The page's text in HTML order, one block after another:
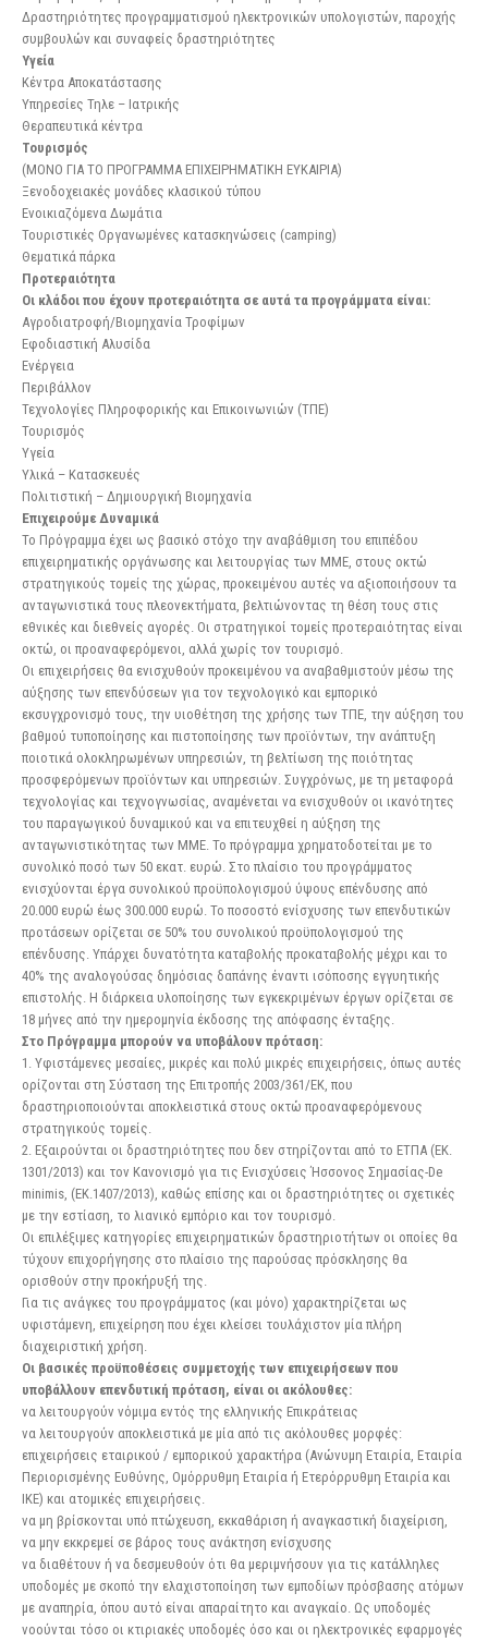
Δραστηριότητες προγραμματισμού ηλεκτρονικών υπολογιστών, παροχής
συμβουλών και συναφείς δραστηριότητες
Υγεία
Κέντρα Αποκατάστασης
Υπηρεσίες Τηλε – Ιατρικής
Θεραπευτικά κέντρα
Τουρισμός
(ΜΟΝΟ ΓΙΑ ΤΟ ΠΡΟΓΡΑΜΜΑ ΕΠΙΧΕΙΡΗΜΑΤΙΚΗ ΕΥΚΑΙΡΙΑ)
Ξενοδοχειακές μονάδες κλασικού τύπου
Ενοικιαζόμενα Δωμάτια
Τουριστικές Οργανωμένες κατασκηνώσεις (camping)
Θεματικά πάρκα
Προτεραιότητα
Οι κλάδοι που έχουν προτεραιότητα σε αυτά τα προγράμματα είναι:
Αγροδιατροφή/Βιομηχανία Τροφίμων
Εφοδιαστική Αλυσίδα
Ενέργεια
Περιβάλλον
Τεχνολογίες Πληροφορικής και Επικοινωνιών (ΤΠΕ)
Τουρισμός
Υγεία
Υλικά – Κατασκευές
Πολιτιστική – Δημιουργική Βιομηχανία
Επιχειρούμε Δυναμικά
Το Πρόγραμμα έχει ως βασικό στόχο την αναβάθμιση του επιπέδου
επιχειρηματικής οργάνωσης και λειτουργίας των ΜΜΕ, στους οκτώ
στρατηγικούς τομείς της χώρας, προκειμένου αυτές να αξιοποιήσουν τα
ανταγωνιστικά τους πλεονεκτήματα, βελτιώνοντας τη θέση τους στις
εθνικές και διεθνείς αγορές. Οι στρατηγικοί τομείς προτεραιότητας είναι
οκτώ, οι προαναφερόμενοι, αλλά χωρίς τον τουρισμό.
Οι επιχειρήσεις θα ενισχυθούν προκειμένου να αναβαθμιστούν μέσω της
αύξησης των επενδύσεων για τον τεχνολογικό και εμπορικό
εκσυγχρονισμό τους, την υιοθέτηση της χρήσης των ΤΠΕ, την αύξηση του
βαθμού τυποποίησης και πιστοποίησης των προϊόντων, την ανάπτυξη
ποιοτικά ολοκληρωμένων υπηρεσιών, τη βελτίωση της ποιότητας
προσφερόμενων προϊόντων και υπηρεσιών. Συγχρόνως, με τη μεταφορά
τεχνολογίας και τεχνογνωσίας, αναμένεται να ενισχυθούν οι ικανότητες
του παραγωγικού δυναμικού και να επιτευχθεί η αύξηση της
ανταγωνιστικότητας των ΜΜΕ. Το πρόγραμμα χρηματοδοτείται με το
συνολικό ποσό των 50 εκατ. ευρώ. Στο πλαίσιο του προγράμματος
ενισχύονται έργα συνολικού προϋπολογισμού ύψους επένδυσης από
20.000 ευρώ έως 300.000 ευρώ. Το ποσοστό ενίσχυσης των επενδυτικών
προτάσεων ορίζεται σε 50% του συνολικού προϋπολογισμού της
επένδυσης. Υπάρχει δυνατότητα καταβολής προκαταβολής μέχρι και το
40% της αναλογούσας δημόσιας δαπάνης έναντι ισόποσης εγγυητικής
επιστολής. Η διάρκεια υλοποίησης των εγκεκριμένων έργων ορίζεται σε
18 μήνες από την ημερομηνία έκδοσης της απόφασης ένταξης.
Στο Πρόγραμμα μπορούν να υποβάλουν πρόταση:
1. Υφιστάμενες μεσαίες, μικρές και πολύ μικρές επιχειρήσεις, όπως αυτές
ορίζονται στη Σύσταση της Επιτροπής 2003/361/ΕΚ, που
δραστηριοποιούνται αποκλειστικά στους οκτώ προαναφερόμενους
στρατηγικούς τομείς.
2. Εξαιρούνται οι δραστηριότητες που δεν στηρίζονται από το ΕΤΠΑ (ΕΚ.
1301/2013) και τον Κανονισμό για τις Ενισχύσεις Ήσσονος Σημασίας-De
minimis, (ΕΚ.1407/2013), καθώς επίσης και οι δραστηριότητες οι σχετικές
με την εστίαση, το λιανικό εμπόριο και τον τουρισμό.
Οι επιλέξιμες κατηγορίες επιχειρηματικών δραστηριοτήτων οι οποίες θα
τύχουν επιχορήγησης στο πλαίσιο της παρούσας πρόσκλησης θα
ορισθούν στην προκήρυξή της.
Για τις ανάγκες του προγράμματος (και μόνο) χαρακτηρίζεται ως
υφιστάμενη, επιχείρηση που έχει κλείσει τουλάχιστον μία πλήρη
διαχειριστική χρήση.
Οι βασικές προϋποθέσεις συμμετοχής των επιχειρήσεων που
υποβάλλουν επενδυτική πρόταση, είναι οι ακόλουθες:
να λειτουργούν νόμιμα εντός της ελληνικής Επικράτειας
να λειτουργούν αποκλειστικά με μία από τις ακόλουθες μορφές:
επιχειρήσεις εταιρικού / εμπορικού χαρακτήρα (Ανώνυμη Εταιρία, Εταιρία
Περιορισμένης Ευθύνης, Ομόρρυθμη Εταιρία ή Ετερόρρυθμη Εταιρία και
ΙΚΕ) και ατομικές επιχειρήσεις.
να μη βρίσκονται υπό πτώχευση, εκκαθάριση ή αναγκαστική διαχείριση,
να μην εκκρεμεί σε βάρος τους ανάκτηση ενίσχυσης
να διαθέτουν ή να δεσμευθούν ότι θα μεριμνήσουν για τις κατάλληλες
υποδομές με σκοπό την ελαχιστοποίηση των εμποδίων πρόσβασης ατόμων
με αναπηρία, όπου αυτό είναι απαραίτητο και αναγκαίο. Ως υποδομές
νοούνται τόσο οι κτιριακές υποδομές όσο και οι ηλεκτρονικές εφαρμογές